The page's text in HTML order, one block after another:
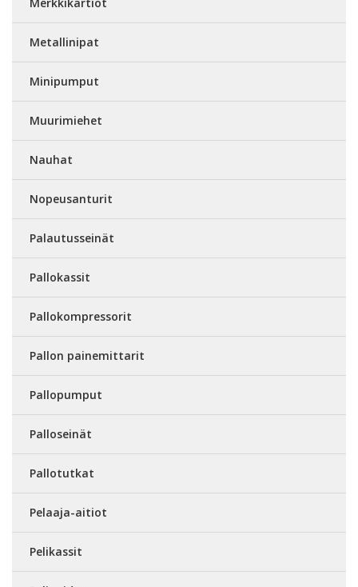
Metallinipat
Minipumput
Muurimiehet
Nauhat
Nopeusanturit
Palautusseinät
Pallokassit
Pallokompressorit
Pallon painemittarit
Pallopumput
Palloseinät
Pallotutkat
Pelaaja-aitiot
Pelikassit